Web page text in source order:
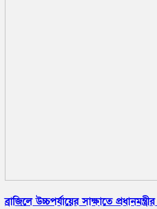
ব্রাজিলে উচ্চপর্যায়ের সাক্ষাতে